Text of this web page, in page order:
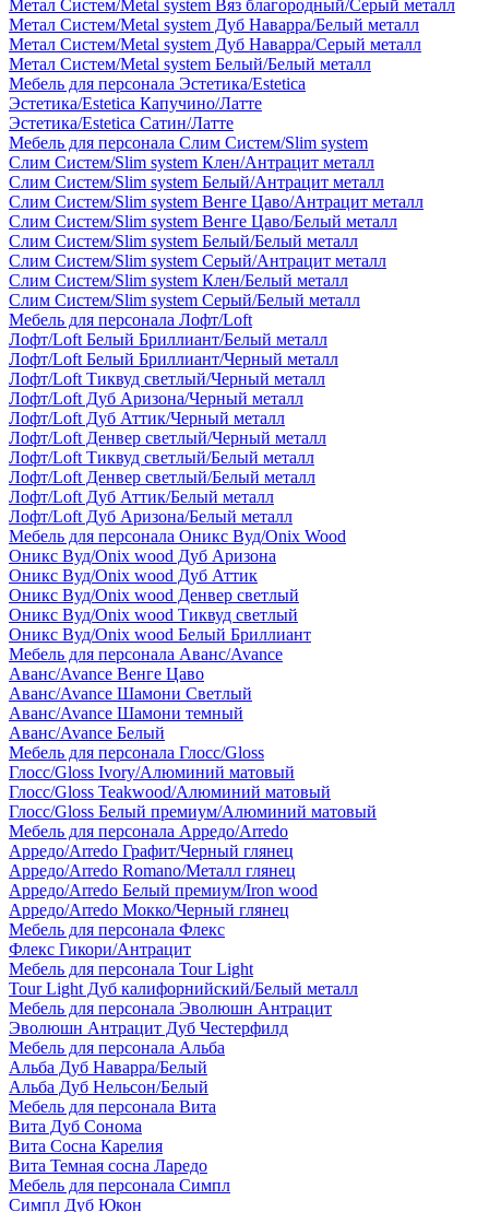
Метал Систем/Metal system Вяз благородный/Серый металл
Метал Систем/Metal system Дуб Наварра/Белый металл
Метал Систем/Metal system Дуб Наварра/Серый металл
Метал Систем/Metal system Белый/Белый металл
Мебель для персонала Эстетика/Estetica
Эстетика/Estetica Капучино/Латте
Эстетика/Estetica Сатин/Латте
Мебель для персонала Слим Систем/Slim system
Слим Систем/Slim system Клен/Антрацит металл
Слим Систем/Slim system Белый/Антрацит металл
Слим Систем/Slim system Венге Цаво/Антрацит металл
Слим Систем/Slim system Венге Цаво/Белый металл
Слим Систем/Slim system Белый/Белый металл
Слим Систем/Slim system Серый/Антрацит металл
Слим Систем/Slim system Клен/Белый металл
Слим Систем/Slim system Серый/Белый металл
Мебель для персонала Лофт/Loft
Лофт/Loft Белый Бриллиант/Белый металл
Лофт/Loft Белый Бриллиант/Черный металл
Лофт/Loft Тиквуд светлый/Черный металл
Лофт/Loft Дуб Аризона/Черный металл
Лофт/Loft Дуб Аттик/Черный металл
Лофт/Loft Денвер светлый/Черный металл
Лофт/Loft Тиквуд светлый/Белый металл
Лофт/Loft Денвер светлый/Белый металл
Лофт/Loft Дуб Аттик/Белый металл
Лофт/Loft Дуб Аризона/Белый металл
Мебель для персонала Оникс Вуд/Onix Wood
Оникс Вуд/Onix wood Дуб Аризона
Оникс Вуд/Onix wood Дуб Аттик
Оникс Вуд/Onix wood Денвер светлый
Оникс Вуд/Onix wood Тиквуд светлый
Оникс Вуд/Onix wood Белый Бриллиант
Мебель для персонала Аванс/Avance
Аванс/Avance Венге Цаво
Аванс/Avance Шамони Светлый
Аванс/Avance Шамони темный
Аванс/Avance Белый
Мебель для персонала Глосс/Gloss
Глосс/Gloss Ivory/Алюминий матовый
Глосс/Gloss Teakwood/Алюминий матовый
Глосс/Gloss Белый премиум/Алюминий матовый
Мебель для персонала Арредо/Arredo
Арредо/Arredo Графит/Черный глянец
Арредо/Arredo Romano/Металл глянец
Арредо/Arredo Белый премиум/Iron wood
Арредо/Arredo Мокко/Черный глянец
Мебель для персонала Флекс
Флекс Гикори/Антрацит
Мебель для персонала Tour Light
Tour Light Дуб калифорнийский/Белый металл
Мебель для персонала Эволюшн Антрацит
Эволюшн Антрацит Дуб Честерфилд
Мебель для персонала Альба
Альба Дуб Наварра/Белый
Альба Дуб Нельсон/Белый
Мебель для персонала Вита
Вита Дуб Сонома
Вита Сосна Карелия
Вита Темная сосна Ларедо
Мебель для персонала Симпл
Симпл Дуб Юкон